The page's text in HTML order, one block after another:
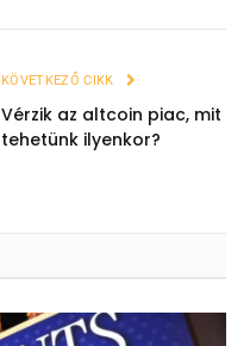
KÖVETKEZŐ CIKK
Vérzik az altcoin piac, mit
tehetünk ilyenkor?